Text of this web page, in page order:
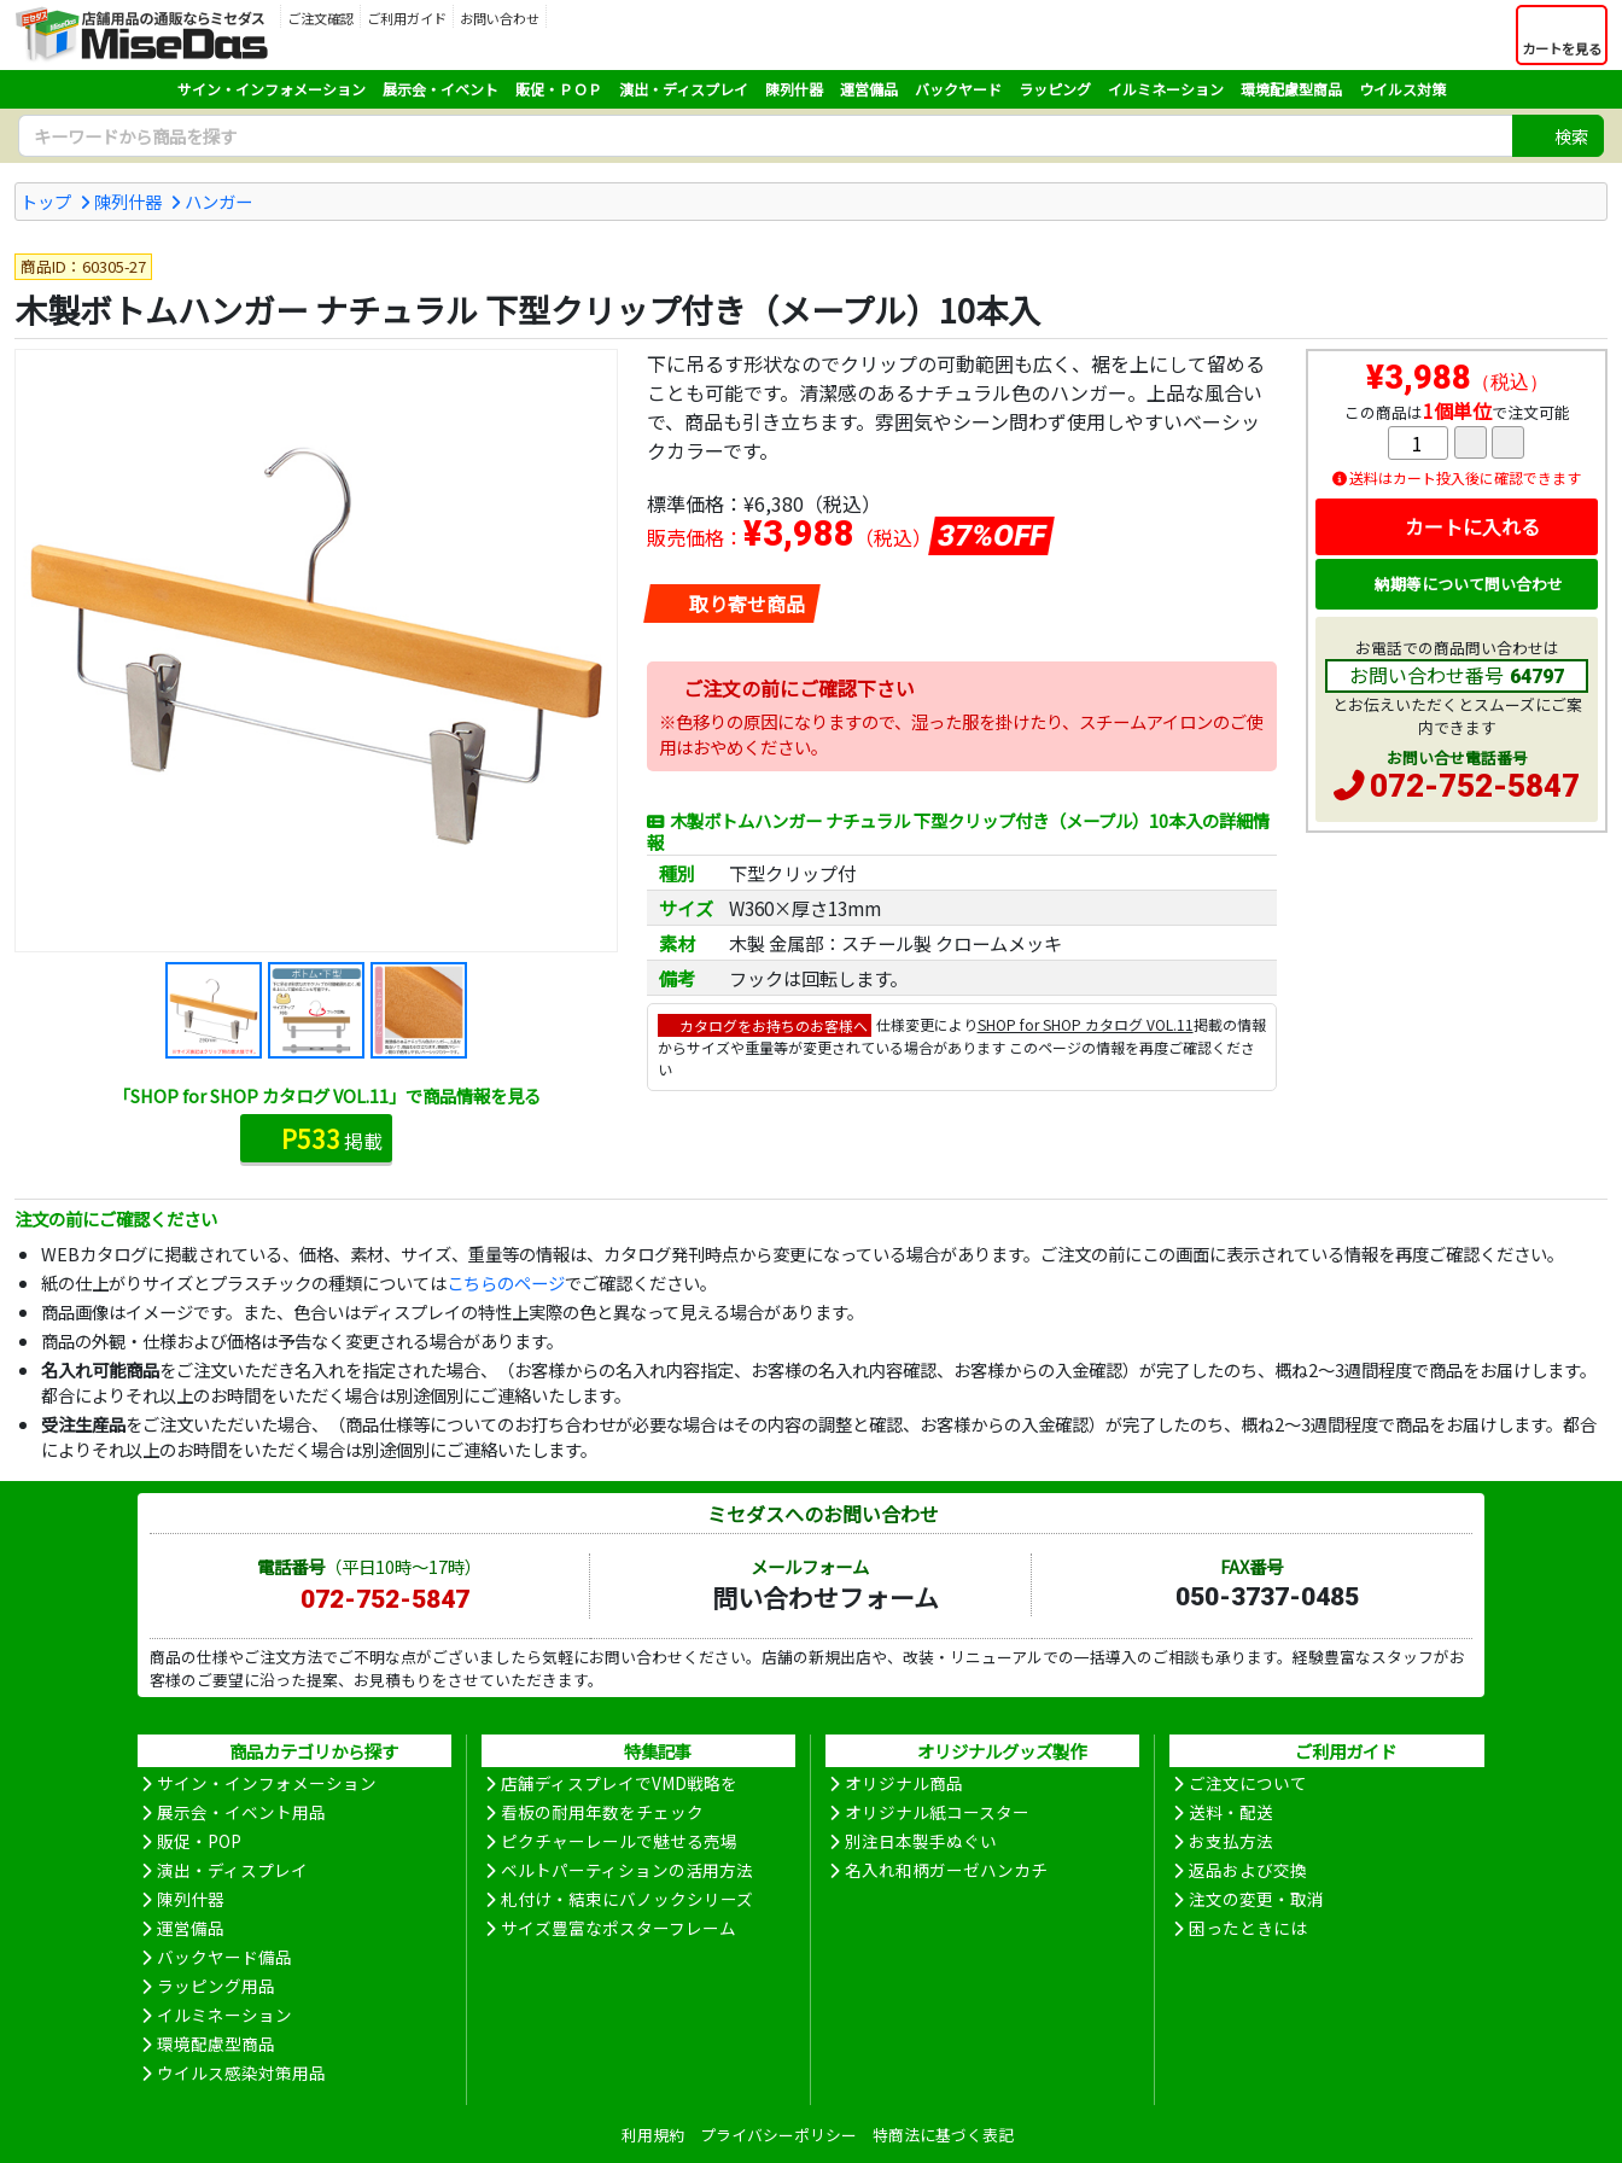
ご注文確認 ご利用ガイド
お問い合わせ
カートを見る
サイン・インフォメーション 展示会・イベント 販促・ＰＯＰ 演出・ディスプレイ 陳列什器 運営備品 バックヤード ラッピング イルミネーション 環境配慮型商品 ウイルス対策
検索
トップ 陳列什器 ハンガー
商品ID：60305-27
木製ボトムハンガー ナチュラル 下型クリップ付き（メープル）10本入
下に吊るす形状なのでクリップの可動範囲も広く、裾を上にして留める
ことも可能です。清潔感のあるナチュラル色のハンガー。上品な風合い
で、商品も引き立ちます。雰囲気やシーン問わず使用しやすいベーシッ
クカラーです。
標準価格： ¥6,380 （税込）
販売価格： ¥3,988 （税込） 37%OFF
取り寄せ商品
ご注文の前にご確認下さい
※色移りの原因になりますので、湿った服を掛けたり、スチームアイロンのご使
用はおやめください。
木製ボトムハンガー ナチュラル 下型クリップ付き（メープル）10本入の詳細情
報
種別
下型クリップ付
サイズ W360×厚さ13mm
素材
木製 金属部：スチール製 クロームメッキ
備考
フックは回転します。
カタログをお持ちのお客様へ 仕様変更によりSHOP for SHOP カタログ VOL.11掲載の情報
からサイズや重量等が変更されている場合があります このページの情報を再度ご確認くださ
い
¥3,988 （税込）
この商品は1個単位で注文可能
送料はカート投入後に確認できます
カートに入れる
納期等について問い合わせ
お電話での商品問い合わせは
お問い合わせ番号 64797
とお伝えいただくとスムーズにご案
内できます
お問い合せ電話番号
072-752-5847
「SHOP for SHOP カタログ VOL.11」で商品情報を見る
P533掲載
注文の前にご確認ください
WEBカタログに掲載されている、価格、素材、サイズ、重量等の情報は、カタログ発刊時点から変更になっている場合があります。ご注文の前にこの画面に表示されている情報を再度ご確認ください。
紙の仕上がりサイズとプラスチックの種類についてはこちらのページでご確認ください。
商品画像はイメージです。また、色合いはディスプレイの特性上実際の色と異なって見える場合があります。
商品の外観・仕様および価格は予告なく変更される場合があります。
名入れ可能商品をご注文いただき名入れを指定された場合、（お客様からの名入れ内容指定、お客様の名入れ内容確認、お客様からの入金確認）が完了したのち、概ね2～3週間程度で商品をお届けします。
都合によりそれ以上のお時間をいただく場合は別途個別にご連絡いたします。
受注生産品をご注文いただいた場合、（商品仕様等についてのお打ち合わせが必要な場合はその内容の調整と確認、お客様からの入金確認）が完了したのち、概ね2～3週間程度で商品をお届けします。都合
によりそれ以上のお時間をいただく場合は別途個別にご連絡いたします。
ミセダスへのお問い合わせ
電話番号（平日10時～17時）
072-752-5847
メールフォーム
問い合わせフォーム
FAX番号
050-3737-0485
商品の仕様やご注文方法でご不明な点がございましたら気軽にお問い合わせください。店舗の新規出店や、改装・リニューアルでの一括導入のご相談も承ります。経験豊富なスタッフがお
客様のご要望に沿った提案、お見積もりをさせていただきます。
商品カテゴリから探す
サイン・インフォメーション
展示会・イベント用品
販促・POP
演出・ディスプレイ
陳列什器
運営備品
バックヤード備品
ラッピング用品
イルミネーション
環境配慮型商品
ウイルス感染対策用品
特集記事
店舗ディスプレイでVMD戦略を
看板の耐用年数をチェック
ピクチャーレールで魅せる売場
ベルトパーティションの活用方法
札付け・結束にバノックシリーズ
サイズ豊富なポスターフレーム
オリジナルグッズ製作
オリジナル商品
オリジナル紙コースター
別注日本製手ぬぐい
名入れ和柄ガーゼハンカチ
ご利用ガイド
ご注文について
送料・配送
お支払方法
返品および交換
注文の変更・取消
困ったときには
利用規約 プライバシーポリシー 特商法に基づく表記